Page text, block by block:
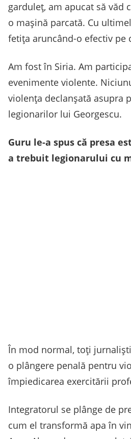
garduleț, am apucat să văd
o mașină parcată. Cu
fetița aruncând-o efectiv pe
Am fost în Siria. Am
evenimente violente.
violența declanșată asupra
legionarilor lui Georgescu.
Guru le-a spus că presa
a trebuit legionarului cu
În mod normal, toți
o plângere penală pentru
împiedicarea exercitării
Integratorul se plânge de
cum el transformă apa în